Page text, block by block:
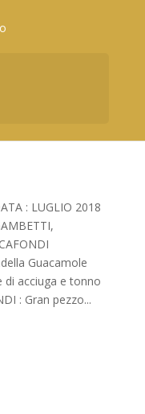
: LUGLIO 2018
Guacamole
di acciuga e tonno
: Gran pezzo...